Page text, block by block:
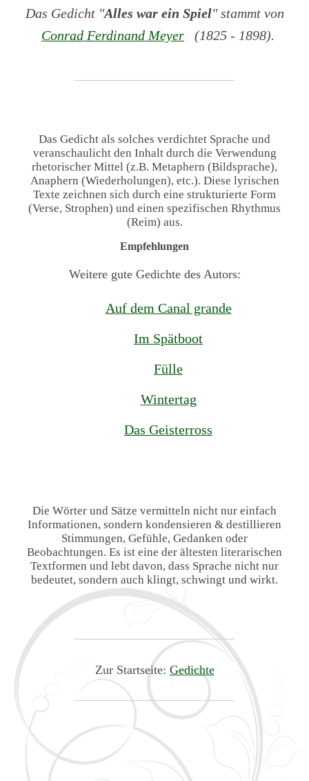
Das Gedicht "Alles war ein Spiel" stammt von
Conrad Ferdinand Meyer (1825 - 1898).
Das Gedicht als solches verdichtet Sprache und
veranschaulicht den Inhalt durch die Verwendung
rhetorischer Mittel (z.B. Metaphern (Bildsprache),
Anaphern (Wiederholungen), etc.). Diese lyrischen
Texte zeichnen sich durch eine strukturierte Form
(Verse, Strophen) und einen spezifischen Rhythmus
(Reim) aus.
Empfehlungen
Weitere gute Gedichte des Autors:
Auf dem Canal grande
Im Spätboot
Fülle
Wintertag
Das Geisterross
Die Wörter und Sätze vermitteln nicht nur einfach
Informationen, sondern kondensieren & destillieren
Stimmungen, Gefühle, Gedanken oder
Beobachtungen. Es ist eine der ältesten literarischen
Textformen und lebt davon, dass Sprache nicht nur
bedeutet, sondern auch klingt, schwingt und wirkt.
Zur Startseite: Gedichte